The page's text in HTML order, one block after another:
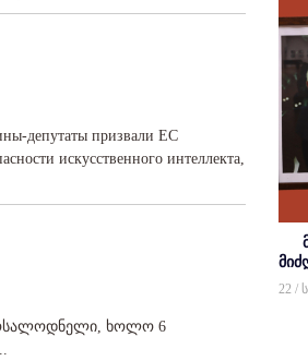
депутаты призвали ЕС
искусственного интеллекта,
ხოლო 6
22 /